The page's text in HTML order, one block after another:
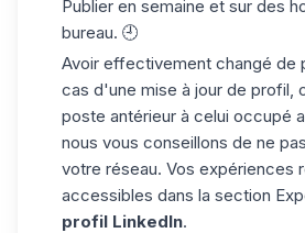
Publier en semaine et sur des
bureau. 🕘
Avoir effectivement changé de
cas d'une mise à jour de profil,
poste antérieur à celui occupé
nous vous conseillons de ne
votre réseau. Vos expériences
accessibles dans la section
profil LinkedIn.